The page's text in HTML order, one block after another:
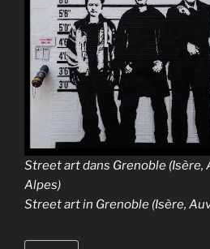
Street art dans Grenoble (Isère,
Alpes)
Street art in Grenoble (Isère,